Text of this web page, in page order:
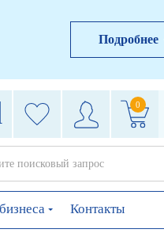
Подробнее
0
Контакты